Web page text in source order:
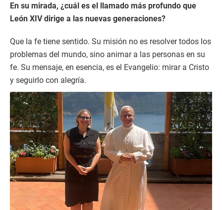
En su mirada, ¿cuál es el llamado más profundo que
León XIV dirige a las nuevas generaciones?
Que la fe tiene sentido. Su misión no es resolver todos los
problemas del mundo, sino animar a las personas en su
fe. Su mensaje, en esencia, es el Evangelio: mirar a Cristo
y seguirlo con alegría.